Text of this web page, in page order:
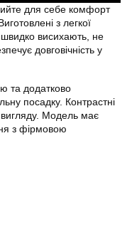
для себе комфорт
з легкої
швидко висихають, не
довговічність у
та додатково
посадку. Контрастні
вигляду. Модель має
з фірмовою